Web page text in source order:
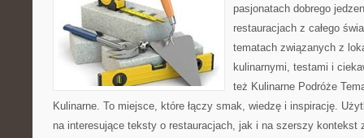
pasjonatach dobrego
restauracjach z całego
tematach związanych z
kulinarnymi, testami i
też Kulinarne Podróże
Kulinarne. To miejsce, które łączy smak, wiedzę i inspirację.
na interesujące teksty o restauracjach, jak i na szerszy kontekst